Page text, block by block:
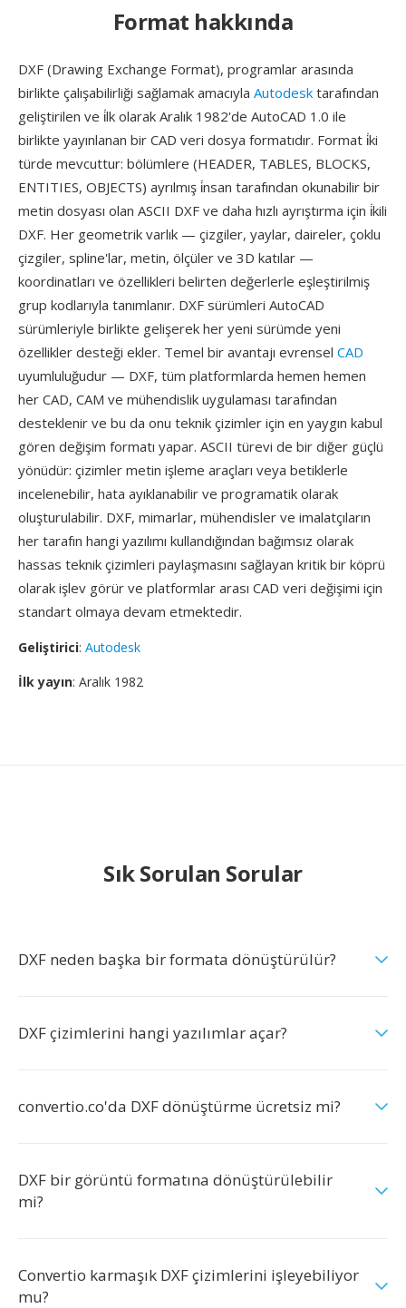
Format hakkında
DXF (Drawing Exchange Format), programlar arasında
birlikte çalışabilirliği sağlamak amacıyla Autodesk tarafından
geliştirilen ve i̇lk olarak Aralık 1982'de AutoCAD 1.0 ile
birlikte yayınlanan bir CAD veri dosya formatıdır. Format i̇ki
türde mevcuttur: bölümlere (HEADER, TABLES, BLOCKS,
ENTITIES, OBJECTS) ayrılmış i̇nsan tarafından okunabilir bir
metin dosyası olan ASCII DXF ve daha hızlı ayrıştırma için i̇kili
DXF. Her geometrik varlık — çizgiler, yaylar, daireler, çoklu
çizgiler, spline'lar, metin, ölçüler ve 3D katılar —
koordinatları ve özellikleri belirten değerlerle eşleştirilmiş
grup kodlarıyla tanımlanır. DXF sürümleri AutoCAD
sürümleriyle birlikte gelişerek her yeni sürümde yeni
özellikler desteği ekler. Temel bir avantajı evrensel CAD
uyumluluğudur — DXF, tüm platformlarda hemen hemen
her CAD, CAM ve mühendislik uygulaması tarafından
desteklenir ve bu da onu teknik çizimler için en yaygın kabul
gören değişim formatı yapar. ASCII türevi de bir diğer güçlü
yönüdür: çizimler metin işleme araçları veya betiklerle
incelenebilir, hata ayıklanabilir ve programatik olarak
oluşturulabilir. DXF, mimarlar, mühendisler ve imalatçıların
her tarafın hangi yazılımı kullandığından bağımsız olarak
hassas teknik çizimleri paylaşmasını sağlayan kritik bir köprü
olarak işlev görür ve platformlar arası CAD veri değişimi için
standart olmaya devam etmektedir.
Geliştirici: Autodesk
İlk yayın: Aralık 1982
Sık Sorulan Sorular
DXF neden başka bir formata dönüştürülür?
DXF çizimlerini hangi yazılımlar açar?
convertio.co'da DXF dönüştürme ücretsiz mi?
DXF bir görüntü formatına dönüştürülebilir
mi?
Convertio karmaşık DXF çizimlerini işleyebiliyor
mu?